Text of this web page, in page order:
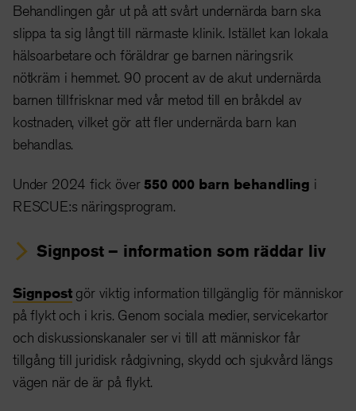
Behandlingen går ut på att svårt undernärda barn ska
slippa ta sig långt till närmaste klinik. Istället kan lokala
hälsoarbetare och föräldrar ge barnen näringsrik
nötkräm i hemmet. 90 procent av de akut undernärda
barnen tillfrisknar med vår metod till en bråkdel av
kostnaden, vilket gör att fler undernärda barn kan
behandlas.
Under 2024 fick över550 000 barn behandling i
RESCUE:s näringsprogram.
Signpost – information som räddar liv
Signpostgör viktig information tillgänglig för människor
på flykt och i kris. Genom sociala medier, servicekartor
och diskussionskanaler ser vi till att människor får
tillgång till juridisk rådgivning, skydd och sjukvård längs
vägen när de är på flykt.